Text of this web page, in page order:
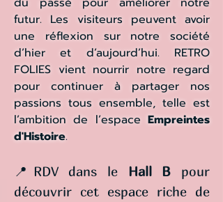
futur. Les visiteurs peuvent avoir
une réflexion sur notre société
d’hier et d’aujourd’hui. RETRO
FOLIES vient nourrir notre regard
pour continuer à partager nos
passions tous ensemble, telle est
l’ambition de l’espace Empreintes
d'Histoire.
📍RDV dans le Hall B pour
découvrir cet espace riche de